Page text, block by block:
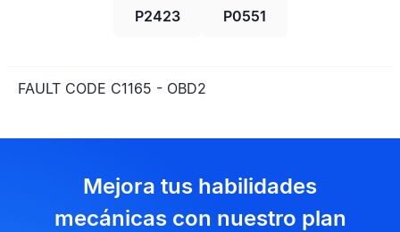
P2423 P0551
FAULT CODE C1165 - OBD2
Mejora tus habilidades
mecánicas con nuestro plan